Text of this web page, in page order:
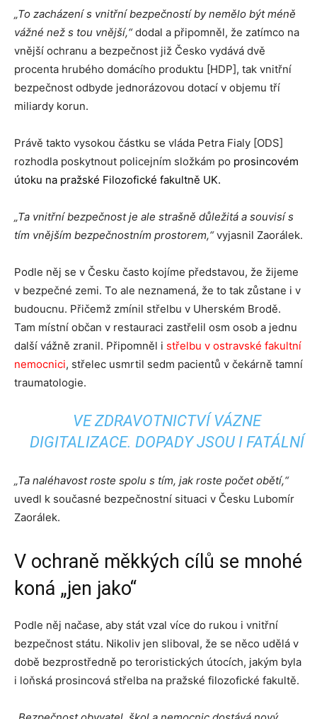
„To zacházení s vnitřní bezpečností by nemělo být méně
vážné než s tou vnější,“dodal a připomněl, že zatímco na
vnější ochranu a bezpečnost již Česko vydává dvě
procenta hrubého domácího produktu [HDP], tak vnitřní
bezpečnost odbyde jednorázovou dotací v objemu tří
miliardy korun.
Právě takto vysokou částku se vláda Petra Fialy [ODS]
rozhodla poskytnout policejním složkám po prosincovém
útoku na pražské Filozofické fakultně UK.
„Ta vnitřní bezpečnost je ale strašně důležitá a souvisí s
tím vnějším bezpečnostním prostorem,“vyjasnil Zaorálek.
Podle něj se v Česku často kojíme představou, že žijeme
v bezpečné zemi. To ale neznamená, že to tak zůstane i v
budoucnu. Přičemž zmínil střelbu v Uherském Brodě.
Tam místní občan v restauraci zastřelil osm osob a jednu
další vážně zranil. Připomněl i střelbu v ostravské fakultní
nemocnici, střelec usmrtil sedm pacientů v čekárně tamní
traumatologie.
VE ZDRAVOTNICTVÍ VÁZNE
DIGITALIZACE. DOPADY JSOU I FATÁLNÍ
„Ta naléhavost roste spolu s tím, jak roste počet obětí,“
uvedl k současné bezpečnostní situaci v Česku Lubomír
Zaorálek.
V ochraně měkkých cílů se mnohé
koná „jen jako“
Podle něj načase, aby stát vzal více do rukou i vnitřní
bezpečnost státu. Nikoliv jen sliboval, že se něco udělá v
době bezprostředně po teroristických útocích, jakým byla
i loňská prosincová střelba na pražské filozofické fakultě.